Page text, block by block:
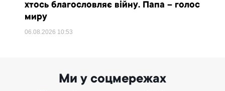
хтось благословляє війну. Папа – голос
миру
06.08.2026 10:53
Ми у соцмережах